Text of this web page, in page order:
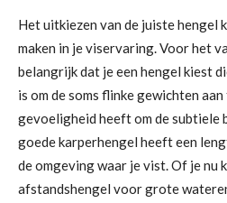
Het uitkiezen van de juiste hengel
maken in je viservaring. Voor het
belangrijk dat je een hengel kiest
is om de soms flinke gewichten
gevoeligheid heeft om de subtiele
goede karperhengel heeft een
de omgeving waar je vist. Of je nu
afstandshengel voor grote